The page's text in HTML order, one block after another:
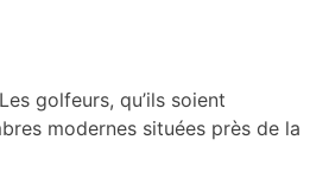
golfeurs, qu’ils soient
modernes situées près de la